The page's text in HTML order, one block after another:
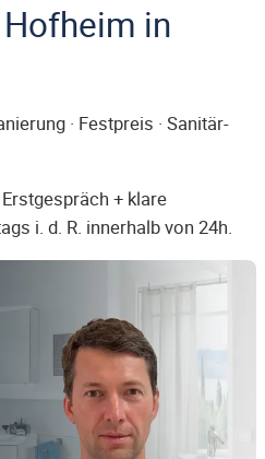
in
· Festpreis · Sanitär-
+ klare
i. d. R. innerhalb von 24h.